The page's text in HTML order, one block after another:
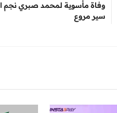
وفاة مأسوية لمحمد صبري نجم
سير مروع